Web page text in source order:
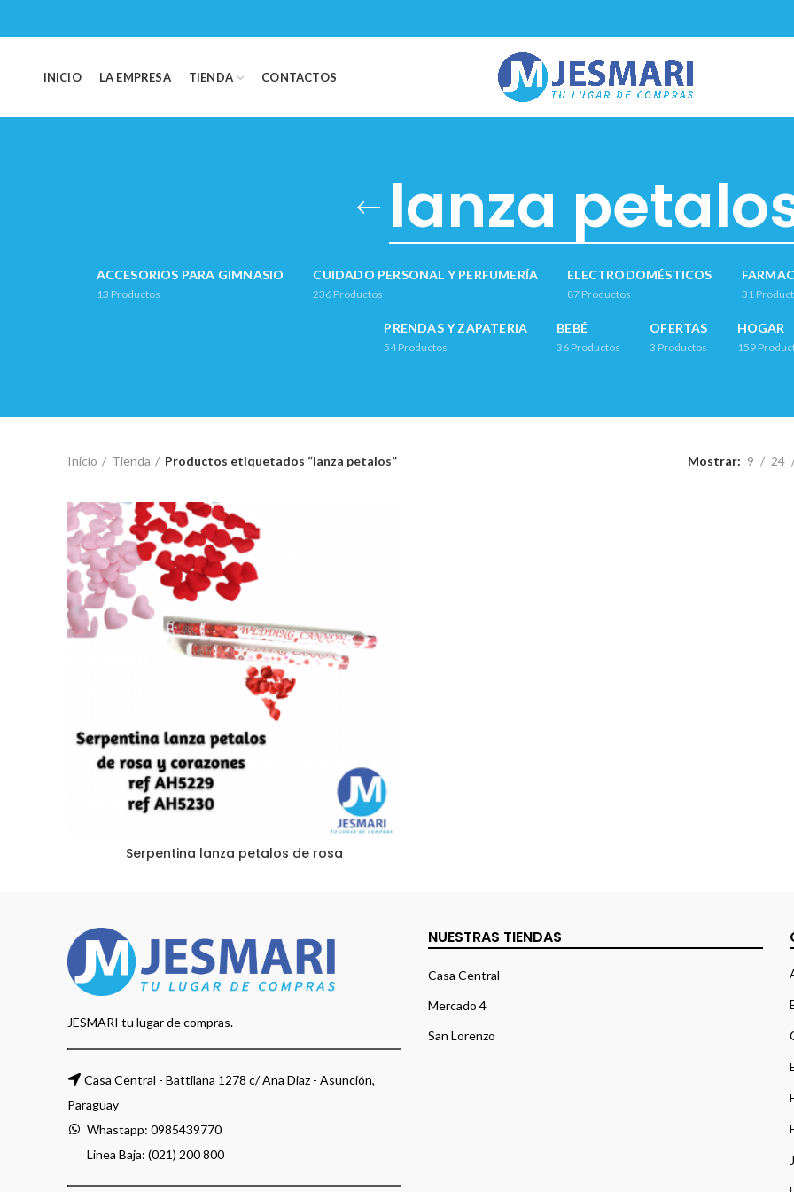
INICIO LA EMPRESA TIENDA CONTACTOS
lanza
ACCESORIOS PARA GIMNASIO
13 Productos
CUIDADO PERSONAL Y PERFUMERÍA
236 Productos
ELECTRODOMÉSTICOS
87 Productos 31
PRENDAS Y ZAPATERIA
54Productos
BEBÉ
36 Productos
OFERTAS
3 Productos
HOGAR
159
Inicio Tienda Productos etiquetados “lanza petalos” Mostrar 9 24
Serpentina lanza petalos de rosa
JESMARI tu lugar de compras.
Casa Central - Battilana 1278 c/ Ana Diaz - Asunción,
Paraguay
Whastapp: 0985439770
Linea Baja: (021) 200 800
NUESTRAS TIENDAS
Casa Central
Mercado 4
San Lorenzo